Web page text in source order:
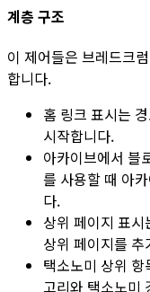
계층 구조
이 제어들은 브레드크
합니다.
홈 링크 표시는
시작합니다.
아카이브에서 블
를 사용할 때 아
다.
상위 페이지 표시
상위 페이지를 추
택소노미 상위 항
고리와 택소노미